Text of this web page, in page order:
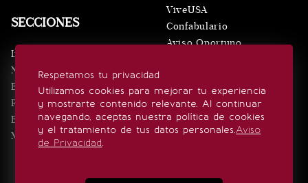
Respetamos tu privacidad
Utilizamos cookies para mejorar tu experiencia
y mostrarte contenido relevante. Al continuar
navegando, aceptas nuestra política de cookies
y el tratamiento de tus datos personales.Aviso
de Privacidad.
SECCIONES
Inicio
Noticias
Eventos
Realeza
Estilo de vida
Minuto x Minuto
ViveUSA
Confabulario
Aviso Oportuno
SÍGUENOS